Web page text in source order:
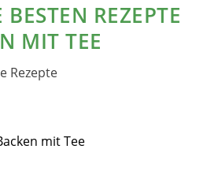
REZEPTE
MIT TEE
Rezepte